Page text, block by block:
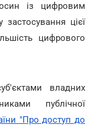
із цифровим
цієї
цифрового
владних
публічної
"Про доступ до